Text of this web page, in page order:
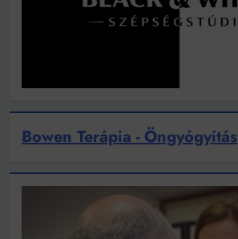
Bowen Terápia - Öngyógyítás